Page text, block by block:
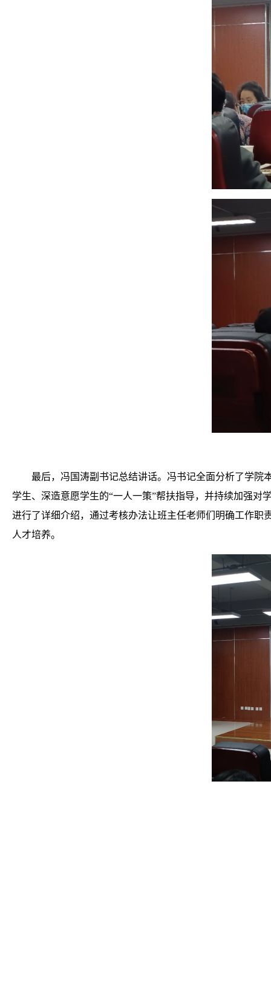
最后，冯国涛副书记总结讲话。冯书记全面分析了学院
学生、深造意愿学生的“一人一策”帮扶指导，并持续加强
进行了详细介绍，通过考核办法让班主任老师们明确工作
人才培养。